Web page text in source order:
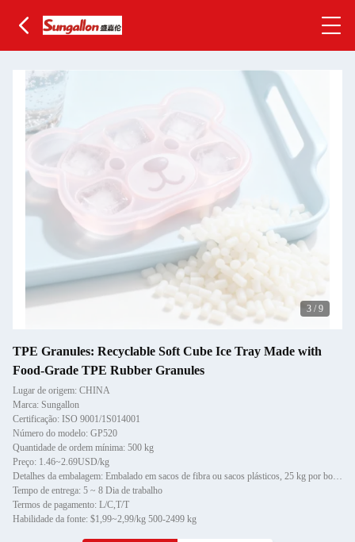
3 / 9
TPE Granules: Recyclable Soft Cube Ice Tray Made with
Food-Grade TPE Rubber Granules
Lugar de origem: CHINA
Marca: Sungallon
Certificação: ISO 9001/1S014001
Número do modelo: GP520
Quantidade de ordem mínima: 500 kg
Preço: 1.46~2.69USD/kg
Detalhes da embalagem: Embalado em sacos de fibra ou sacos plásticos, 25 kg por bolsa, respectivamente
Tempo de entrega: 5 ~ 8 Dia de trabalho
Termos de pagamento: L/C,T/T
Habilidade da fonte: $1,99~2,99/kg 500-2499 kg